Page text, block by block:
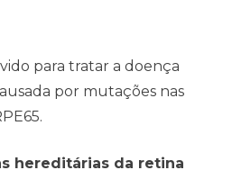
para tratar a doença
por mutações nas
hereditárias da retina